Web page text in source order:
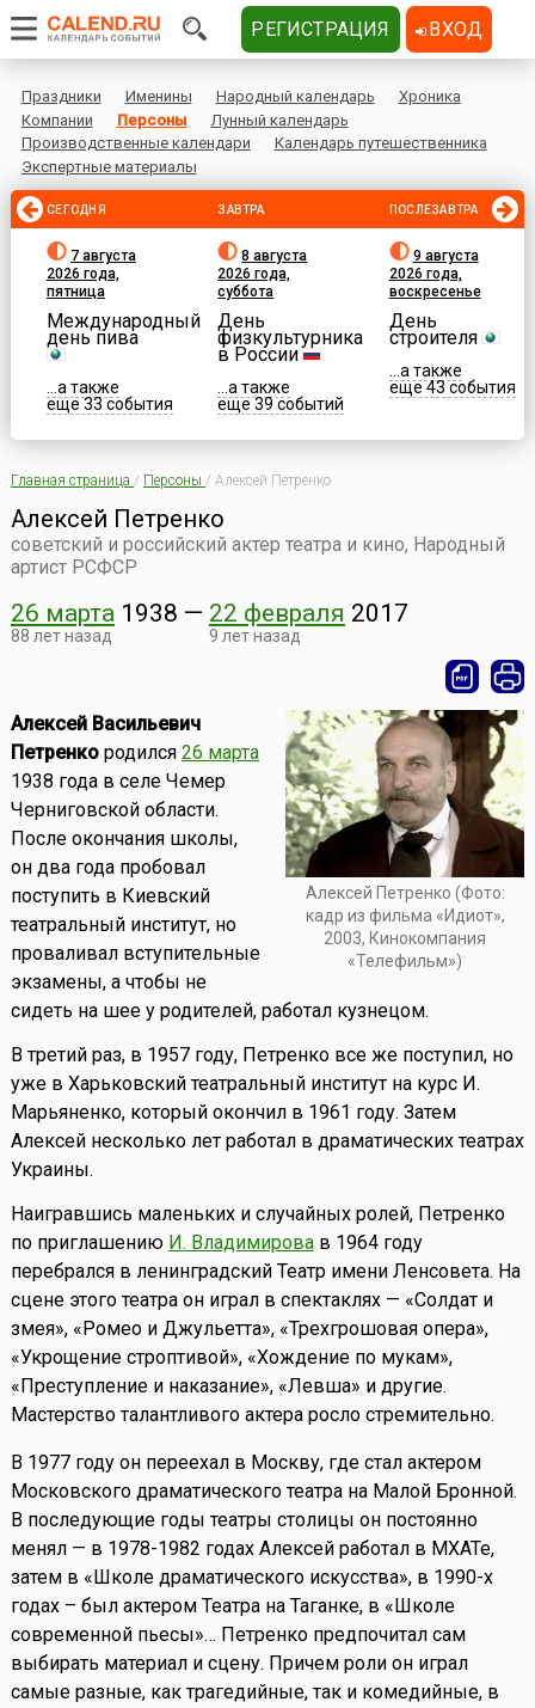
Праздники Именины Народный календарь
Хроника
Компании
Персоны
Лунный календарь
Производственные календари
Календарь путешественника
Экспертные материалы
СЕГОДНЯ
7 августа
2026 года,
пятница
Международный
день пива
...а также
еще 33 события
ЗАВТРА
8 августа
2026 года,
суббота
День
физкультурника
в России
...а также
еще 39 событий
ПОСЛЕЗАВТРА
9 августа
2026 года,
воскресенье
День
строителя
...а также
еще 43 события
Главная страница / Персоны / Алексей Петренко
Алексей Петренко
советский и российский актер театра и кино, Народный
артист РСФСР
26 марта1938
88 лет назад
— 22 февраля 2017
9 лет назад
Алексей Петренко (Фото:
кадр из фильма «Идиот»,
2003, Кинокомпания
«Телефильм»)
Алексей Васильевич
Петренкородился 26 марта
1938 года в селе Чемер
Черниговской области.
После окончания школы,
он два года пробовал
поступить в Киевский
театральный институт, но
проваливал вступительные
экзамены, а чтобы не
сидеть на шее у родителей, работал кузнецом.
В третий раз, в 1957 году, Петренко все же поступил, но
уже в Харьковский театральный институт на курс И.
Марьяненко, который окончил в 1961 году. Затем
Алексей несколько лет работал в драматических театрах
Украины.
Наигравшись маленьких и случайных ролей, Петренко
по приглашению И. Владимировав 1964 году
перебрался в ленинградский Театр имени Ленсовета. На
сцене этого театра он играл в спектаклях — «Солдат и
змея», «Ромео и Джульетта», «Трехгрошовая опера»,
«Укрощение строптивой», «Хождение по мукам»,
«Преступление и наказание», «Левша» и другие.
Мастерство талантливого актера росло стремительно.
В 1977 году он переехал в Москву, где стал актером
Московского драматического театра на Малой Бронной.
В последующие годы театры столицы он постоянно
менял — в 1978-1982 годах Алексей работал в МХАТе,
затем в «Школе драматического искусства», в 1990-х
годах – был актером Театра на Таганке, в «Школе
современной пьесы»… Петренко предпочитал сам
выбирать материал и сцену. Причем роли он играл
самые разные, как трагедийные, так и комедийные, в
РЕГИСТРАЦИЯ ВХОД